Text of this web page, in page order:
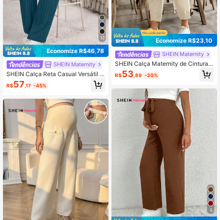
12
Economize R$46,78
SHEIN Maternity
SHEIN Calça Reta Casual Versátil d
e Cor Sólida para Gestante
R$57 ,17 -45%
Economize R$23,10
SHEIN Maternity
SHEIN Calça Maternity de Cintura E
lástica, Cor Sólida e Cintada
R$53,89 -30%
5